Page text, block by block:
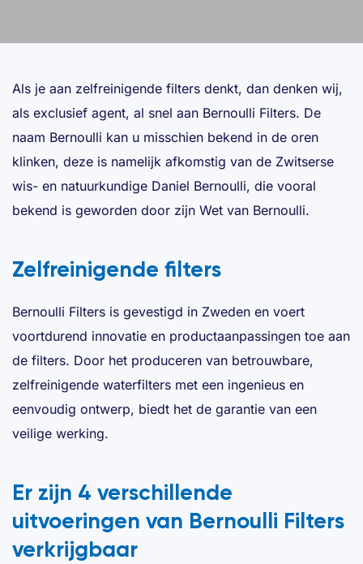
Als je aan zelfreinigende filters denkt, dan denken wij,
als exclusief agent, al snel aan Bernoulli Filters. De
naam Bernoulli kan u misschien bekend in de oren
klinken, deze is namelijk afkomstig van de Zwitserse
wis- en natuurkundige Daniel Bernoulli, die vooral
bekend is geworden door zijn Wet van Bernoulli.
Zelfreinigende filters
Bernoulli Filters is gevestigd in Zweden en voert
voortdurend innovatie en productaanpassingen toe aan
de filters. Door het produceren van betrouwbare,
zelfreinigende waterfilters met een ingenieus en
eenvoudig ontwerp, biedt het de garantie van een
veilige werking.
Er zijn 4 verschillende
uitvoeringen van Bernoulli Filters
verkrijgbaar